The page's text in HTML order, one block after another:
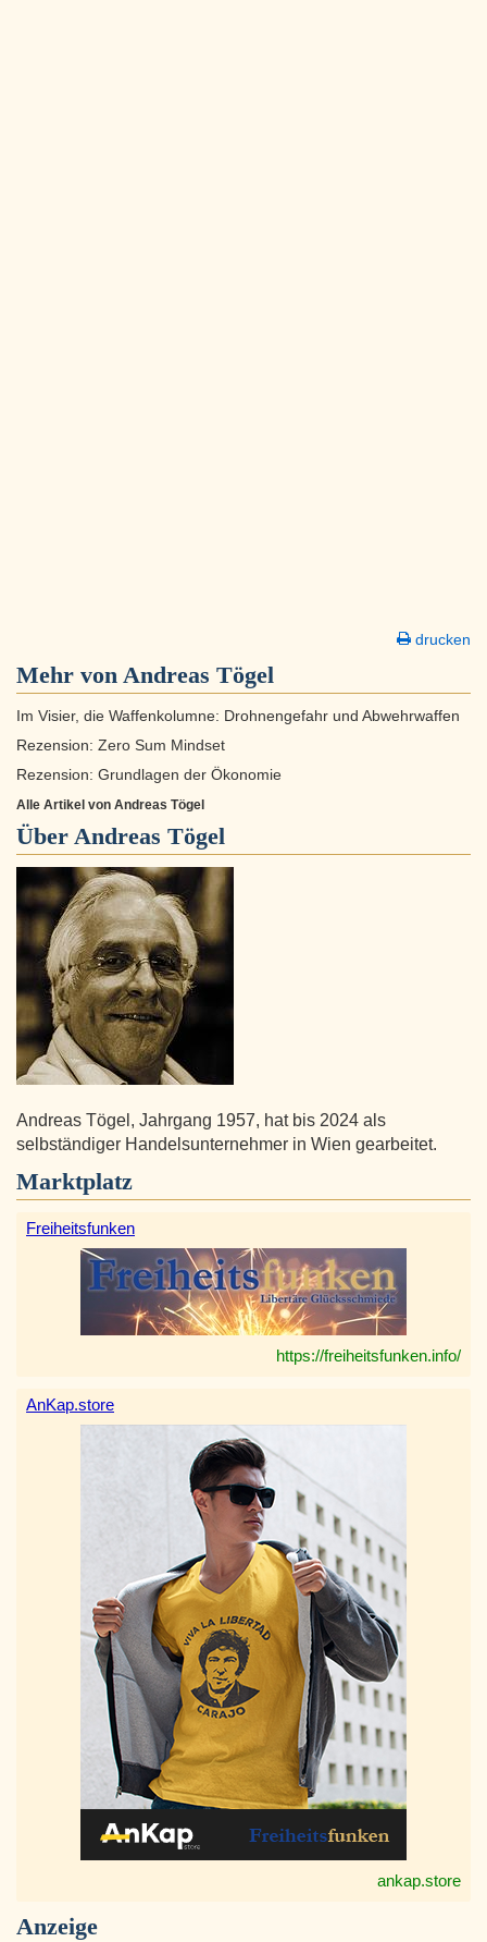
drucken
Mehr von Andreas Tögel
Im Visier, die Waffenkolumne: Drohnengefahr und Abwehrwaffen
Rezension: Zero Sum Mindset
Rezension: Grundlagen der Ökonomie
Alle Artikel von Andreas Tögel
Über Andreas Tögel
Andreas Tögel, Jahrgang 1957, hat bis 2024 als
selbständiger Handelsunternehmer in Wien gearbeitet.
Marktplatz
Freiheitsfunken
https://freiheitsfunken.info/
AnKap.store
ankap.store
Anzeige